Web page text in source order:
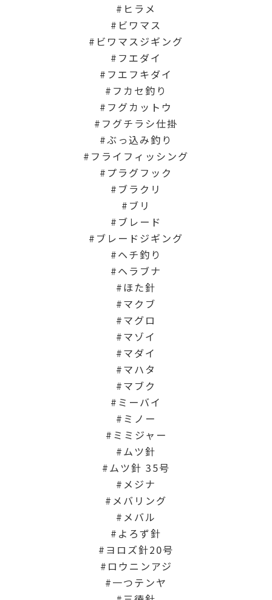
ヒラメ
ビワマス
ビワマスジギング
フエダイ
フエフキダイ
フカセ釣り
フグカットウ
フグチラシ仕掛
ぶっ込み釣り
フライフィッシング
プラグフック
ブラクリ
ブリ
ブレード
ブレードジギング
ヘチ釣り
ヘラブナ
ほた針
マクブ
マグロ
マゾイ
マダイ
マハタ
マブク
ミーバイ
ミノー
ミミジャー
ムツ針
ムツ針 35号
メジナ
メバリング
メバル
よろず針
ヨロズ針20号
ロウニンアジ
一つテンヤ